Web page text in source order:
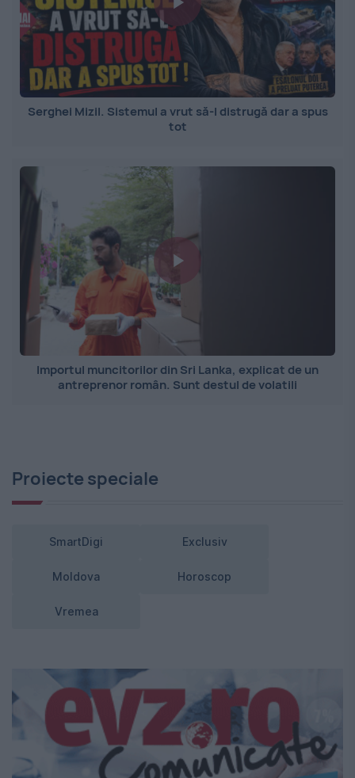
Serghei Mizil. Sistemul a vrut să-l distrugă dar a spus
tot
Importul muncitorilor din Sri Lanka, explicat de un
antreprenor român. Sunt destul de volatili
Proiecte speciale
SmartDigi Exclusiv
Moldova Horoscop
Vremea